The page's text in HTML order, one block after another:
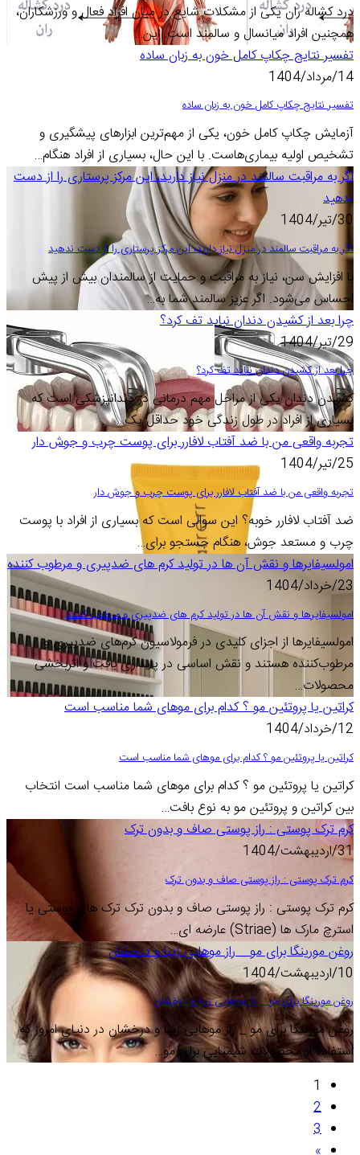
درد کشاله ران یکی از مشکلات شایع در میان افراد فعال و ورزشکاران،
همچنین افراد میانسال و سالمند است. این…
تفسیر نتایج چکاپ کامل خون به زبان ساده
14/مرداد/1404
تفسیر نتایج چکاپ کامل خون به زبان ساده
آزمایش چکاپ کامل خون، یکی از مهم‌ترین ابزارهای پیشگیری و
تشخیص اولیه بیماری‌هاست. با این حال، بسیاری از افراد هنگام…
اگر به مراقبت سالمند در منزل نیاز دارید، این مرکز پرستاری را از دست
ندهید
30/تیر/1404
اگر به مراقبت سالمند در منزل نیاز دارید، این مرکز پرستاری را از دست ندهید
با افزایش سن، نیاز به مراقبت و حمایت از سالمندان بیش از پیش
احساس می‌شود. اگر عزیز سالمند شما به…
چرا بعد از کشیدن دندان نباید تف کرد؟
29/تیر/1404
چرا بعد از کشیدن دندان نباید تف کرد؟
کشیدن دندان یکی از مراحل مهم درمانی در دندانپزشکی است که
بسیاری از افراد در طول زندگی خود حداقل یک…
تجربه واقعی من با ضد آفتاب لافارر برای پوست چرب و جوش دار
25/تیر/1404
تجربه واقعی من با ضد آفتاب لافارر برای پوست چرب و جوش دار
ضد آفتاب لافارر خوبه؟ این سوالی است که بسیاری از افراد با پوست
چرب و مستعد جوش، هنگام جستجو برای…
امولسیفایرها و نقش آن ها در تولید کرم های ضدپیری و مرطوب کننده
23/خرداد/1404
امولسیفایرها و نقش آن ها در تولید کرم های ضدپیری و مرطوب کننده
امولسیفایرها از اجزای کلیدی در فرمولاسیون کرم‌های ضدپیری و
مرطوب‌کننده هستند و نقش اساسی در پایداری بافت و اثربخشی
محصولات…
کراتین یا پروتئین مو ؟ کدام برای موهای شما مناسب است
12/خرداد/1404
کراتین یا پروتئین مو ؟ کدام برای موهای شما مناسب است
کراتین یا پروتئین مو ؟ کدام برای موهای شما مناسب است انتخاب
بین کراتین و پروتئین مو به نوع بافت…
کرم ترک پوستی : راز پوستی صاف و بدون ترک
31/اردیبهشت/1404
کرم ترک پوستی : راز پوستی صاف و بدون ترک
کرم ترک پوستی : راز پوستی صاف و بدون ترک ترک های پوستی یا
استرچ مارک ها (Striae) عارضه ای…
روغن مورینگا برای مو _ راز موهایی زیبا و درخشان
10/اردیبهشت/1404
روغن مورینگا برای مو _ راز موهایی زیبا و درخشان
روغن مورینگا برای مو _ راز موهایی زیبا و درخشان در دنیای امروز که
استفاده از محصولات شیمیایی برای مو…
1
2
3